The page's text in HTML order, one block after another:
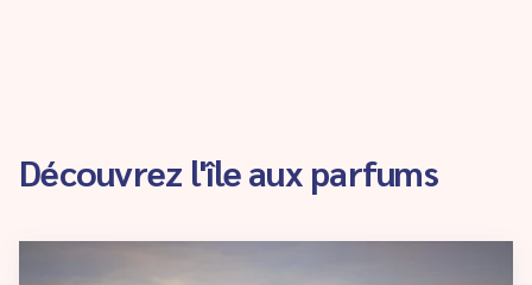
Découvrez l'île aux parfums